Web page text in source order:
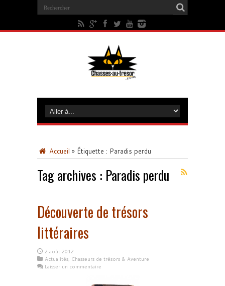
Accueil » Étiquette : Paradis perdu
Tag archives : Paradis perdu
Découverte de trésors
littéraires
2 août 2012
Actualités, Chasseurs de trésors & Aventure
Laisser un commentaire